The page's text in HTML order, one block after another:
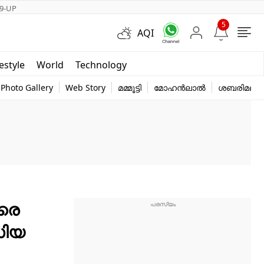
UP
AQI
5
World Technology
Photo Gallery Web Story മമ്മൂട്ടി മോഹൻലാൽ ശബരിമല